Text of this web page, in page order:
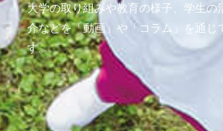
大学の取り組みや教育の様子、学生の
介などを「動画」や「コラム」を通じ
す。